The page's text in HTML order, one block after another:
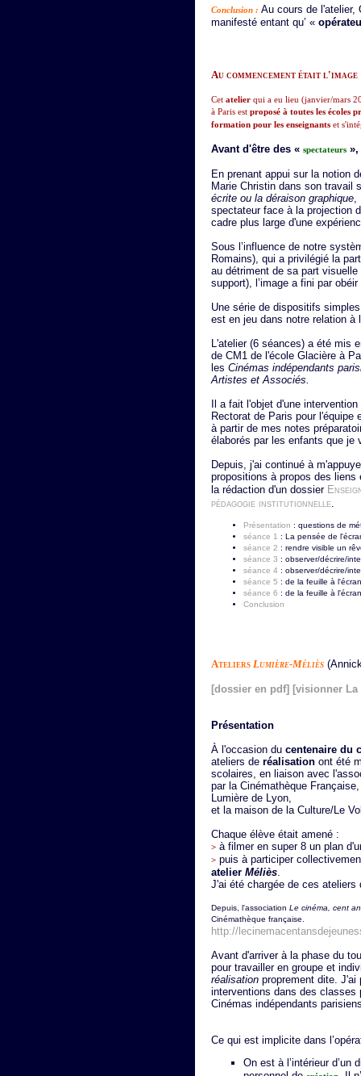
Conclusion : Au cours de l'atelier,
manifesté entant qu’ «
Au commencement était l'image
Cet atelier qui a eu lieu (janvier/mars
à Paris est proposé à toutes les écoles
formation pour les enseignants et
Avant d'être des « spectateurs
En prenant appui sur la notion
Marie Christin dans son travail
écrite ou la déraison graphique,
spectateur face à la projection
cadre plus large d'une
Sous l’influence de notre
Romains), qui a privilégié la
au détriment de sa part visuelle
support), l’image a fini par
Une série de dispositifs
est en jeu dans notre relation à
L'atelier (6 séances) a été mis
de CM1 de l'école Glacière à
les Cinémas indépendants
Artistes et Associés.
Il a fait l'objet d'une
Rectorat de Paris pour l'équipe
à partir de mes notes
élaborés par les enfants que je
Depuis, j'ai continué à
propositions à propos des
la rédaction d'un dossier
pédagogie institutionnelle.
Présentation : questions de
séance 1 : La pensée de
séance 2 : rendre visible un
séance 3 : observer/décrire/
séance 4 : observer/décrire/
séance 5 : de la feuille à
séance 6 : de la feuille à
Conclusion
Ateliers Lumière-Méliès
[dossier en pdf] [visionner
Présentation
À l'occasion du centenaire du
ateliers de réalisation ont été
scolaires, en liaison avec
par la Cinémathèque
Lumière de Lyon,
et la maison de la Culture/Le
Chaque élève était amené :
> à filmer en super 8 un plan
> puis à participer
atelier Méliès.
J'ai été chargée de ces
Depuis, l'association Le cinéma, cent
Cinémathèque française.
http://
Avant d'arriver à la phase du
pour travailler en groupe et
réalisation proprement dite.
interventions dans des classes
Cinémas indépendants
Ce qui est implicite dans
On est à l’intérieur d’un